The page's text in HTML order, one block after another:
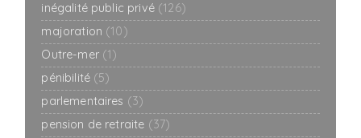
inégalité public privé (126)
majoration (10)
Outre-mer (1)
pénibilité (5)
parlementaires (3)
pension de retraite (37)